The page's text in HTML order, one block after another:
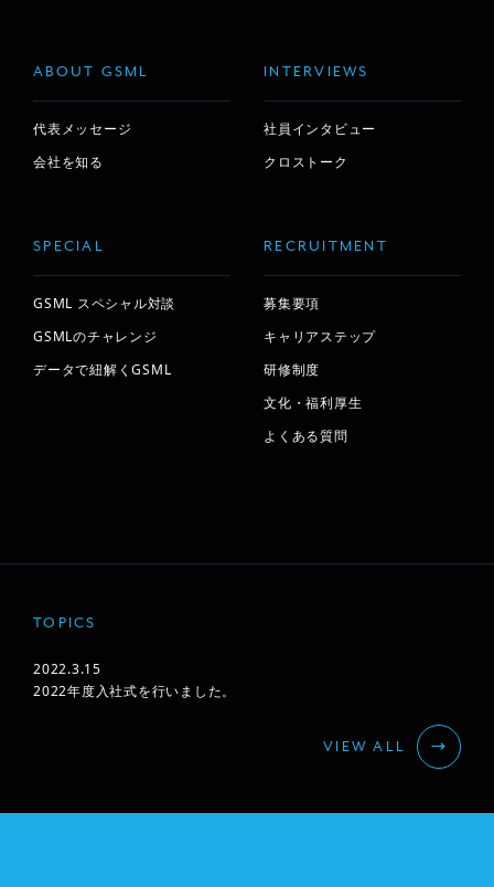
ABOUT GSML
代表メッセージ
会社を知る
INTERVIEWS
社員インタビュー
クロストーク
SPECIAL
GSML スペシャル対談
GSMLのチャレンジ
データで紐解くGSML
RECRUITMENT
募集要項
キャリアステップ
研修制度
文化・福利厚生
よくある質問
TOPICS
2022.3.15
2022年度入社式を行いました。
VIEW ALL